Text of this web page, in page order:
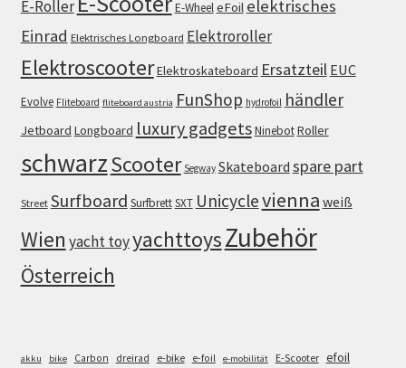
E-Roller E-WheeleFoil elektrisches
Einrad Elektrisches Longboard Elektroroller
ElektroscooterElektroskateboard Ersatzteil EUC
Evolve Fliteboard fliteboard austria FunShop hydrofoil händler
Jetboard Longboard luxury gadgetsNinebotRoller
schwarzScooter Segway Skateboard spare part
Street Surfboard SurfbrettSXT Unicyclevienna weiß
Wien yacht toyyachttoysZubehör
Österreich
akku bike Carbon dreirad e-bike e-foil e-mobilität E-Scooter efoil